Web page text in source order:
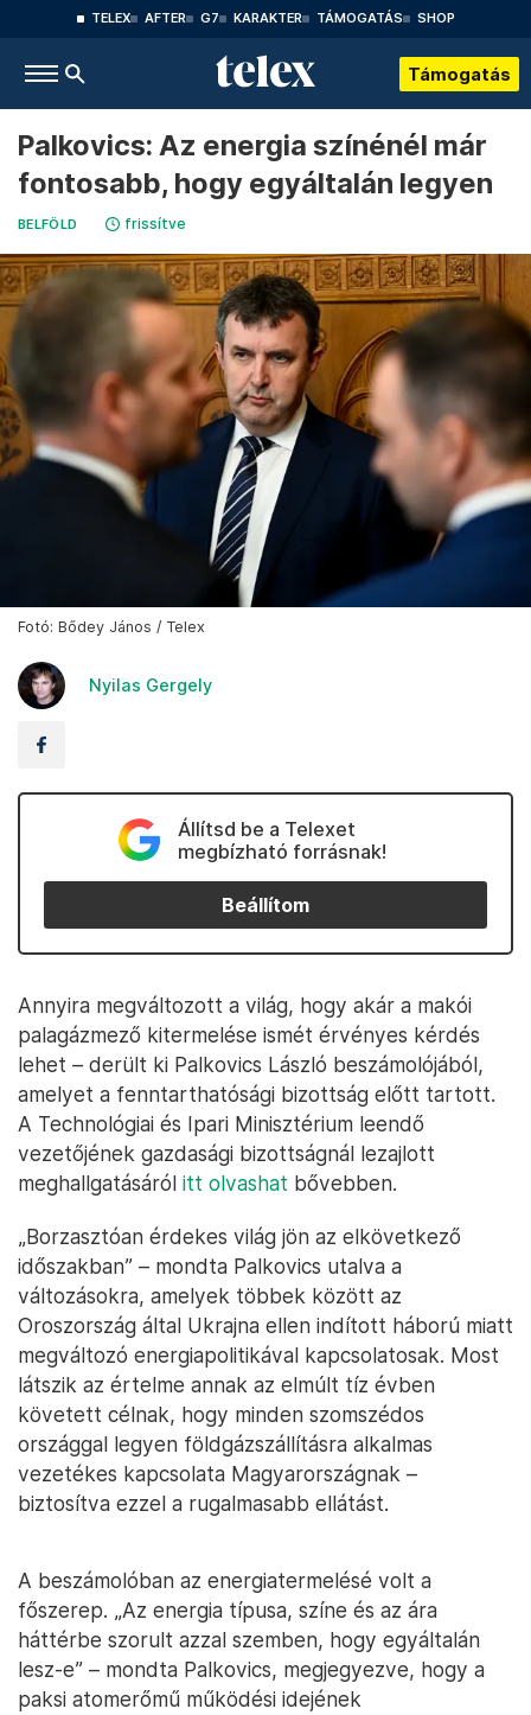
TELEX AFTER G7 KARAKTER TÁMOGATÁS SHOP
Támogatás
Palkovics: Az energia színénél már
fontosabb, hogy egyáltalán legyen
BELFÖLD frissítve
Fotó: Bődey János / Telex
Nyilas Gergely
Állítsd be a Telexet
megbízható forrásnak!
Beállítom
Annyira megváltozott a világ, hogy akár a makói
palagázmező kitermelése ismét érvényes kérdés
lehet – derült ki Palkovics László beszámolójából,
amelyet a fenntarthatósági bizottság előtt tartott.
A Technológiai és Ipari Minisztérium leendő
vezetőjének gazdasági bizottságnál lezajlott
meghallgatásáról itt olvashat bővebben.
„Borzasztóan érdekes világ jön az elkövetkező
időszakban” – mondta Palkovics utalva a
változásokra, amelyek többek között az
Oroszország által Ukrajna ellen indított háború miatt
megváltozó energiapolitikával kapcsolatosak. Most
látszik az értelme annak az elmúlt tíz évben
követett célnak, hogy minden szomszédos
országgal legyen földgázszállításra alkalmas
vezetékes kapcsolata Magyarországnak –
biztosítva ezzel a rugalmasabb ellátást.
A beszámolóban az energiatermelésé volt a
főszerep. „Az energia típusa, színe és az ára
háttérbe szorult azzal szemben, hogy egyáltalán
lesz-e” – mondta Palkovics, megjegyezve, hogy a
paksi atomerőmű működési idejének